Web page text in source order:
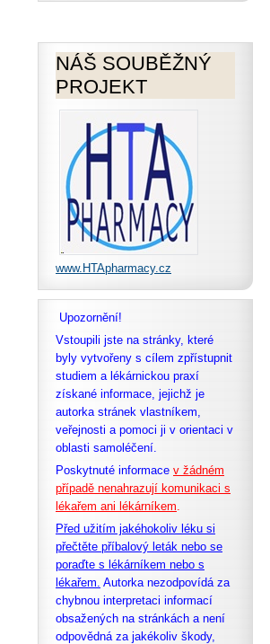
NÁŠ SOUBĚŽNÝ
PROJEKT
www.HTApharmacy.cz
Upozornění!
Vstoupili jste na stránky, které
byly vytvořeny s cílem zpřístupnit
studiem a lékárnickou praxí
získané informace, jejichž je
autorka stránek vlastníkem,
veřejnosti a pomoci ji v orientaci v
oblasti samoléčení.
Poskytnuté informace v žádném
případě nenahrazují komunikaci s
lékařem ani lékárníkem.
Před užitím jakéhokoliv léku si
přečtěte příbalový leták nebo se
poraďte s lékárníkem nebo s
lékařem. Autorka nezodpovídá za
chybnou interpretaci informací
obsažených na stránkách a není
odpovědná za jakékoliv škody,